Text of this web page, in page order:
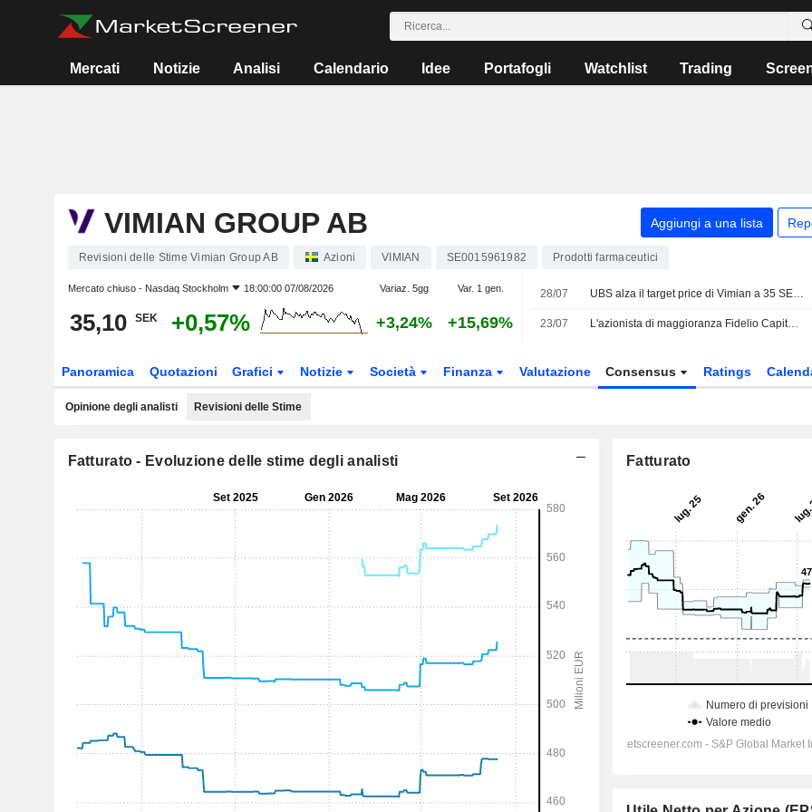
Mercati Notizie Analisi Calendario Idee Portafogli Watchlist Trading
VIMIAN GROUP AB Aggiungi a una lista
Revisioni delle Stime Vimian Group AB Azioni VIMIAN SE0015961982 Prodotti farmaceutici
Mercato chiuso - Nasdaq Stockholm 18:00:00 07/08/2026 Variaz. 5gg Var. 1 gen.
35,10 SEK +0,57% +3,24% +15,69%
28/07 UBS alza il target price di Vimian a 35 SEK (da 31), confermando il rating neutral
23/07 L'azionista di maggioranza Fidelio Capital vende azioni di Vimian per 2,8 milioni di corone
Panoramica Quotazioni Grafici Notizie Società Finanza Valutazione Consensus Ratings
Opinione degli analisti Revisioni delle Stime
Fatturato - Evoluzione delle stime degli analisti Fatturato